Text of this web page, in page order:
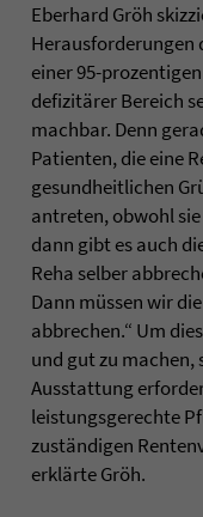
Eberhard Gröh
einer 95-
defizitärer Bereich
machbar. Denn
Patienten, die eine
gesundheitlichen
antreten, obwohl
dann gibt es auch
Reha selber
Dann müssen wir
abbrechen.“ Um
und gut zu machen,
Ausstattung
leistungsgerechte
zuständigen
erklärte Gröh.